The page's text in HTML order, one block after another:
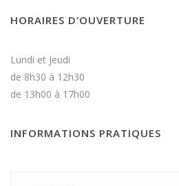
HORAIRES D’OUVERTURE
Lundi et Jeudi
de 8h30 à 12h30
de 13h00 à 17h00
INFORMATIONS PRATIQUES